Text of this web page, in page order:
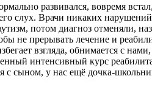
развивался, вовремя
слух. Врачи никаких
потом диагноз отменяли,
не прерывать лечение и
взгляда, обнимается с
интенсивный курс
с сыном, у нас ещё дочка-